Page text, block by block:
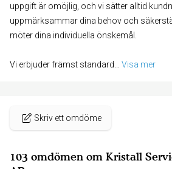
uppgift är omöjlig, och vi sätter alltid
uppmärksammar dina behov och
möter dina individuella önskemål.
Vi erbjuder främst standard Visa mer
Skriv ett omdöme
103 omdömen om Kristall